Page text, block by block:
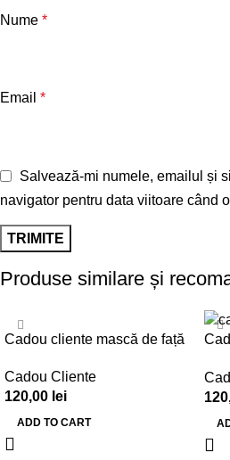
Nume *
Email *
Salvează-mi numele, emailul și
navigator pentru data viitoare când
Produse similare și
Cadou cliente mască de față
Cadou Cliente
120,00 lei
ADD TO CART